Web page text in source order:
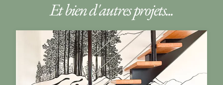
Et bien d'autres projets...